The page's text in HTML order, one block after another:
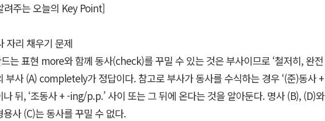
려주는 오늘의 Key Point]
자리 채우기 문제
는 표현 more와 함께 동사(check)를 꾸밀 수 있는 것은 부사이므로 ‘철저히, 완전
부사 (A) completely가 정답이다. 참고로 부사가 동사를 수식하는 경우 ‘(준)동사 +
나 뒤, ‘조동사 + -ing/p.p.’ 사이 또는 그 뒤에 온다는 것을 알아둔다. 명사 (B), (D)와
사 (C)는 동사를 꾸밀 수 없다.